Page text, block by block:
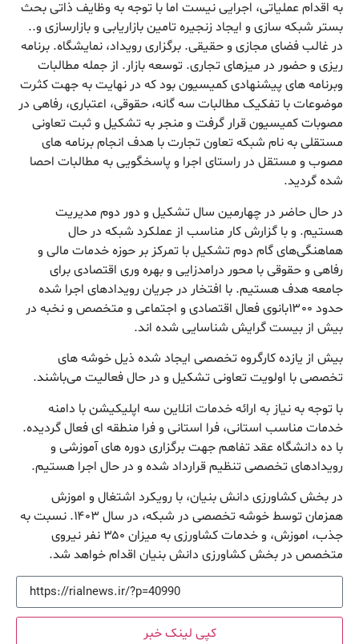
به اقدام عملیاتی، اجرایی نیست اما با توجه به وظایف ذاتی بحث
بستر شبکه سازی و ایجاد زنجیره تامین بازاریابی و بازارسازی و..
در غالب فضای مجازی و حقیقی. برگزاری رویداد، نمایشگاه. برنامه
ریزی و حضور در میزهای تجاری. توسعه بازار. از جمله مطالبات
وبرنامه های پیشنهادی کمیسیون بود که در نهایت به جهت کثرت
موضوعات با تفکیک مطالبات سه گانه، حقوقی، اعتباری، رفاهی در
مصوبات کمیسیون قرار گرفت و منجر به تشکیل و ثبت تعاونی
مستقلی به نام شبکه تعاون تجارت با هدف انجام برنامه های
مصوب و مستقل در راستای اجرا و پاسخگویی به مطالبات احصا
شده گردید.
در حال حاضر در چهارمین سال تشکیل و دور دوم مدیریت
هستیم. و با گزارش کار مناسب از عملکرد شبکه در حال
هماهنگی‌های گام دوم تشکیل با تمرکز بر حوزه خدمات مالی و
رفاهی و حقوقی با محور درامدزایی و بهره وری اقتصادی برای
جامعه هدف هستیم. با افتخار در جریان رویدادهای اجرا شده
حدود ۱۳٠٠بانوی فعال اقتصادی و اجتماعی و متخصص و نخبه در
بیش از بیست گرایش شناسایی شده اند.
بیش از یازده کارگروه تخصصی ایجاد شده ذیل خوشه های
تخصصی با اولویت تعاونی تشکیل و در حال فعالیت می‌باشند.
با توجه به نیاز به ارائه خدمات انلاین سه اپلیکیشن با دامنه
خدمات مناسب استانی، فرا استانی و فرا منطقه ای فعال گردیده.
با ده دانشگاه عقد تفاهم جهت برگزاری دوره های آموزشی و
رویدادهای تخصصی تنظیم قرارداد شده و در حال اجرا هستیم.
در بخش کشاورزی دانش بنیان، با رویکرد اشتغال و اموزش
همزمان توسط خوشه تخصصی در شبکه، در سال ۱۴٠۳. نسبت به
جذب، اموزش، و خدمات کشاورزی به میزان ۳۵٠ نفر نیروی
متخصص در بخش کشاورزی دانش بنیان اقدام خواهد شد.
کپی لینک خبر